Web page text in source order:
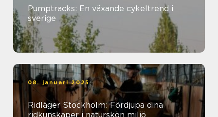
Pumptracks: En växande cykeltrend i
sverige
08. januari 2025
Ridläger Stockholm: Fördjupa dina
ridkunskaper i naturskön miljö